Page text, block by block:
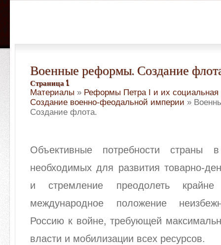
Военные реформы. Создание
Страница 1
Материалы » Реформы Петра I и их социальная
Создание военно-феодальной империи »
Создание флота.
Объективные потребности страны
необходимых для развития товарно-
и стремление преодолеть крайне
международное положение
Россию к войне, требующей
власти и мобилизации всех ресурсов.